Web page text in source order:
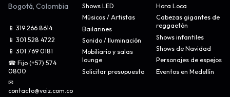
Bogotá, Colombia
📱 319 266 8614
📱 301 528 4722
📱 301 769 0181
☎ Fijo (+57) 574
0800
✉
contacto@voiz.com.co
Shows LED
Músicos / Artistas
Bailarines
Sonido / Iluminación
Mobiliario y salas
lounge
Solicitar presupuesto
Hora Loca
Cabezas gigantes de
reggaetón
Shows infantiles
Shows de Navidad
Personajes de espejos
Eventos en Medellín